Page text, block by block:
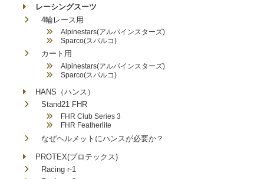
レーシングスーツ
4輪レース用
Alpinestars(アルパインスターズ)
Sparco(スパルコ)
カート用
Alpinestars(アルパインスターズ)
Sparco(スパルコ)
HANS（ハンス）
Stand21 FHR
FHR Club Series 3
FHR Featherlite
なぜヘルメットにハンスが必要か？
PROTEX(プロテックス)
Racing r-1